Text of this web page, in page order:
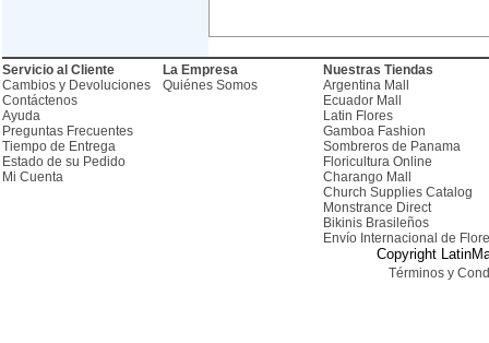
Servicio al Cliente
Cambios y Devoluciones
Contáctenos
Ayuda
Preguntas Frecuentes
Tiempo de Entrega
Estado de su Pedido
Mi Cuenta
La Empresa
Quiénes Somos
Nuestras Tiendas
Argentina Mall
Ecuador Mall
Latin Flores
Gamboa Fashion
Sombreros de Panama
Floricultura Online
Charango Mall
Church Supplies Catalog
Monstrance Direct
Bikinis Brasileños
Envío Internacional de
Copyright
Términos y